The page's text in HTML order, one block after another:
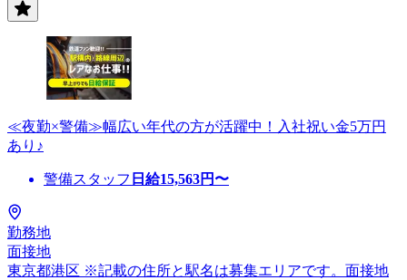
≪夜勤×警備≫幅広い年代の方が活躍中！入社祝い金5万円
あり♪
警備スタッフ 日給15,563円〜
勤務地
面接地
東京都港区 ※記載の住所と駅名は募集エリアです。面接地